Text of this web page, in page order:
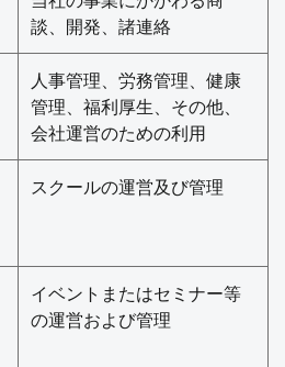
談、開発、諸連絡
人事管理、労務管理、健康
管理、福利厚生、その他、
会社運営のための利用
スクールの運営及び管理
イベントまたはセミナー等
の運営および管理